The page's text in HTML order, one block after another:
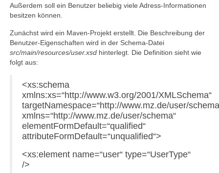
Außerdem soll ein Benutzer beliebig viele Adress-Informationen
besitzen können.
Zunächst wird ein Maven-Projekt erstellt. Die Beschreibung der
Benutzer-Eigenschaften wird in der Schema-Datei
src/main/resources/user.xsd hinterlegt. Die Definition sieht wie
folgt aus:
<xs:schema
xmlns:xs=“http://www.w3.org/2001/XMLSchema“
targetNamespace=“http://www.mz.de/user/
xmlns=“http://www.mz.de/user/schema“
elementFormDefault=“qualified“
attributeFormDefault=“unqualified“>
<xs:element name=“user“ type=“UserType“
/>